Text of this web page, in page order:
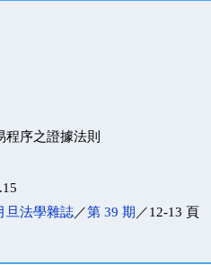
程序之證據法則
旦法學雜誌／第 39 期 ／12-13 頁